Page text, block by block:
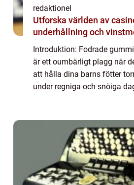
redaktionel
Utforska världen av
underhållning och
Introduktion: Fodrade
är ett oumbärligt plagg när
att hålla dina barns fötter
under regniga och snöiga